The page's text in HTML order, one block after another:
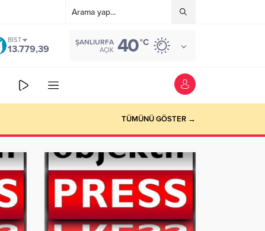
BIST
13.779,39
ŞANLIURFA
AÇIK 40°C
TÜMÜNÜ GÖSTER →